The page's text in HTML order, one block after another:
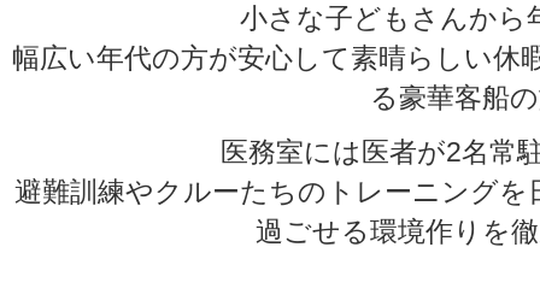
小さな子どもさんから
幅広い年代の方が安心して素晴らしい
る豪華客船
医務室には医者が2名常
避難訓練やクルーたちのトレーニング
過ごせる環境作りを